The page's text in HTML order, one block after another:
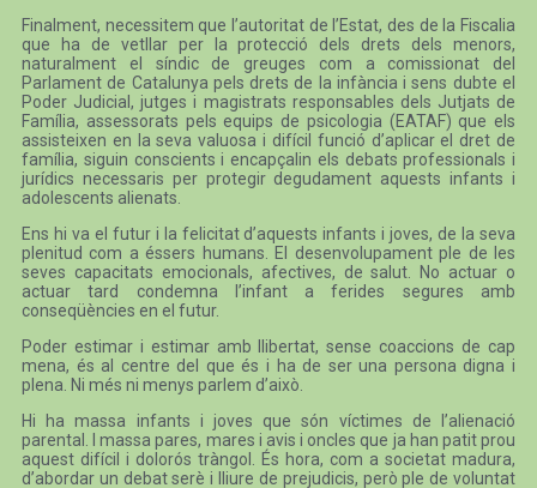
Finalment, necessitem que l’autoritat de l’Estat, des de la Fiscalia
que ha de vetllar per la protecció dels drets dels menors,
naturalment el síndic de greuges com a comissionat del
Parlament de Catalunya pels drets de la infància i sens dubte el
Poder Judicial, jutges i magistrats responsables dels Jutjats de
Família, assessorats pels equips de psicologia (EATAF) que els
assisteixen en la seva valuosa i difícil funció d’aplicar el dret de
família, siguin conscients i encapçalin els debats professionals i
jurídics necessaris per protegir degudament aquests infants i
adolescents alienats.
Ens hi va el futur i la felicitat d’aquests infants i joves, de la seva
plenitud com a éssers humans. El desenvolupament ple de les
seves capacitats emocionals, afectives, de salut. No actuar o
actuar tard condemna l’infant a ferides segures amb
conseqüències en el futur.
Poder estimar i estimar amb llibertat, sense coaccions de cap
mena, és al centre del que és i ha de ser una persona digna i
plena. Ni més ni menys parlem d’això.
Hi ha massa infants i joves que són víctimes de l’alienació
parental. I massa pares, mares i avis i oncles que ja han patit prou
aquest difícil i dolorós tràngol. És hora, com a societat madura,
d’abordar un debat serè i lliure de prejudicis, però ple de voluntat